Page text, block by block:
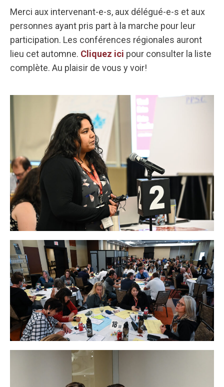
Merci aux intervenant-e-s, aux délégué-e-s et aux
personnes ayant pris part à la marche pour leur
participation. Les conférences régionales auront
lieu cet automne. Cliquez ici pour consulter la liste
complète. Au plaisir de vous y voir!